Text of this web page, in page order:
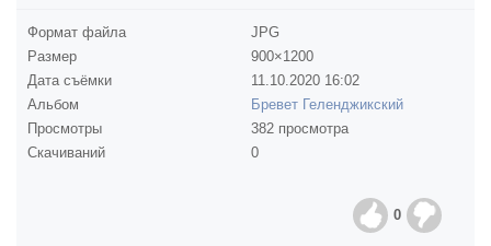
Формат файла
JPG
Размер
900×1200
Дата съёмки
11.10.2020 16:02
Альбом
Бревет Геленджикский
Просмотры
382 просмотра
Скачиваний
0
0